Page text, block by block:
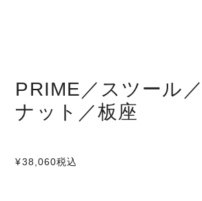
PRIME／スツール
ナット／板座
¥38,060税込